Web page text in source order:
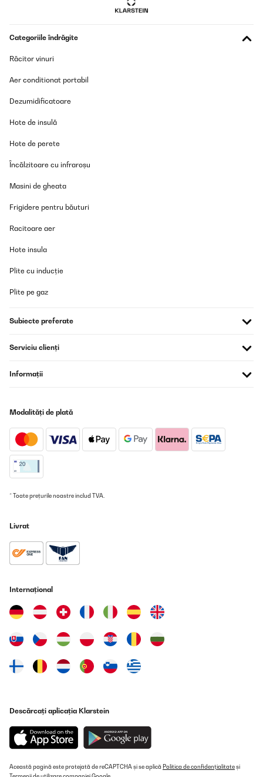
Categoriile îndrăgite
Răcitor vinuri
Aer conditionat portabil
Dezumidificatoare
Hote de insulă
Hote de perete
Încălzitoare cu infraroșu
Masini de gheata
Frigidere pentru băuturi
Racitoare aer
Hote insula
Plite cu inducție
Plite pe gaz
Subiecte preferate
Serviciu clienți
Informații
Modalități de plată
* Toate prețurile noastre includ TVA.
Livrat
Internațional
Descărcați aplicația Klarstein
Această pagină este protejată de reCAPTCHA și se aplică Politica de confidențialitateși